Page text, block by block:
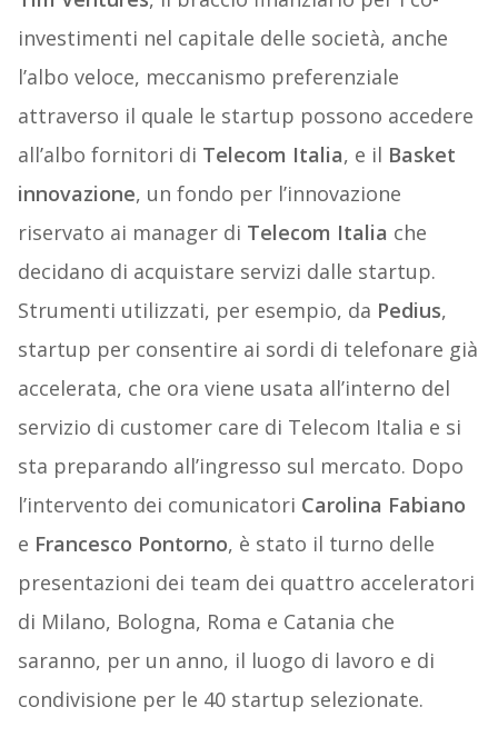
investimenti nel capitale delle società, anche
l’albo veloce, meccanismo preferenziale
attraverso il quale le startup possono accedere
all’albo fornitori di Telecom Italia, e il Basket
innovazione, un fondo per l’innovazione
riservato ai manager di Telecom Italia che
decidano di acquistare servizi dalle startup.
Strumenti utilizzati, per esempio, da Pedius,
startup per consentire ai sordi di telefonare già
accelerata, che ora viene usata all’interno del
servizio di customer care di Telecom Italia e si
sta preparando all’ingresso sul mercato. Dopo
l’intervento dei comunicatori Carolina Fabiano
e Francesco Pontorno, è stato il turno delle
presentazioni dei team dei quattro acceleratori
di Milano, Bologna, Roma e Catania che
saranno, per un anno, il luogo di lavoro e di
condivisione per le 40 startup selezionate.